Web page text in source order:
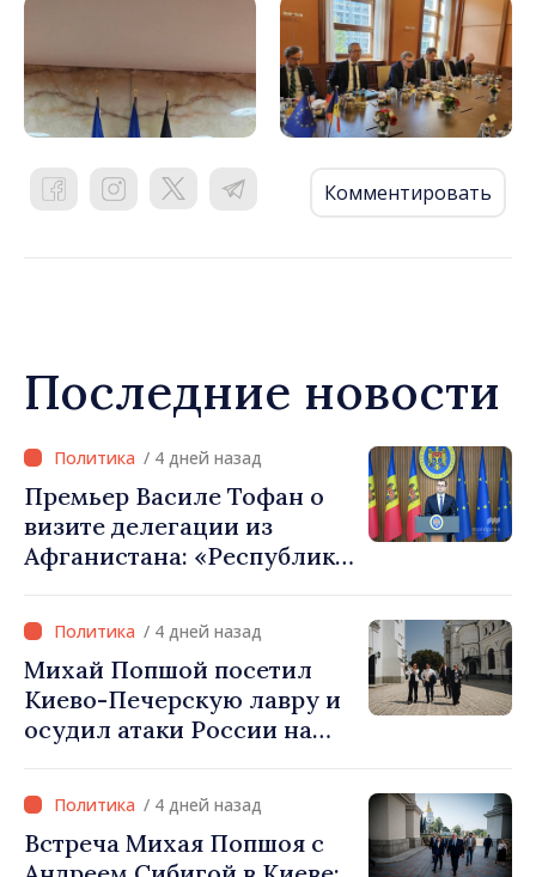
Комментировать
Последние новости
/ 4 дней назад
Премьер Василе Тофан о
визите делегации из
Афганистана: «Республика
власть талибов. Одобрение
этого визита было ошибкой
в оценке и
межведомственной
координации»
/ 4 дней назад
Михай Попшой посетил
Киево-Печерскую лавру и
осудил атаки России на
Украины
/ 4 дней назад
Встреча Михая Попшоя с